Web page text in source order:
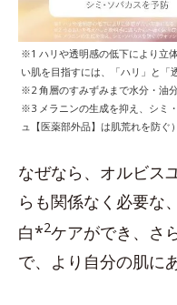
※1 ハリや透明感の低下により立
い肌を目指すには、「ハリ」と「
※2 角層のすみずみまで水分・油
※3 メラニンの生成を抑え、シミ
ュ【医薬部外品】は肌荒れを防ぐ）
なぜなら、オルビス
らも関係なく必要な
白*2ケアができ、さ
で、より自分の肌に